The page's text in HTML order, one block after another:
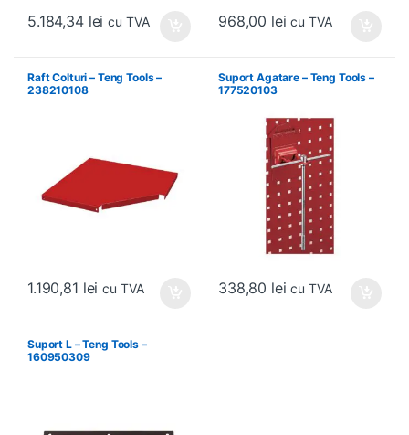
5.184,34 lei cu TVA 968,00 lei cu TVA
Raft Colturi – Teng Tools –
238210108
1.190,81 lei cu TVA
Suport Agatare – Teng Tools –
177520103
338,80 lei cu TVA
Suport L – Teng Tools –
160950309